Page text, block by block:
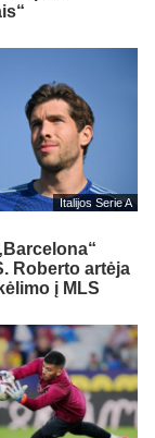
Italijos Serie A
Roberto artėja
į MLS